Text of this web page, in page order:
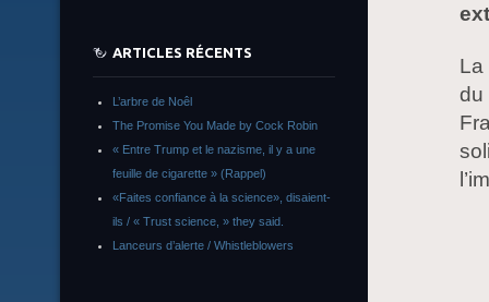
La
du
ARTICLES RÉCENTS
L’arbre de Noêl
The Promise You Made by Cock Robin
« Entre Trump et le nazisme, il y a une
feuille de cigarette » (Rappel)
«Faites confiance à la science», disaient-
ils / « Trust science, » they said.
Lanceurs d’alerte / Whistleblowers